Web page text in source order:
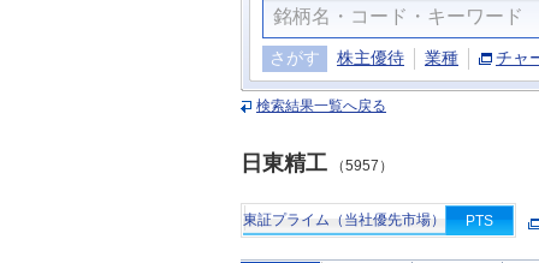
さがす 株主優待 業種 チャ
検索結果一覧へ戻る
日東精工 （5957）
東証プライム（当社優先市場） PTS